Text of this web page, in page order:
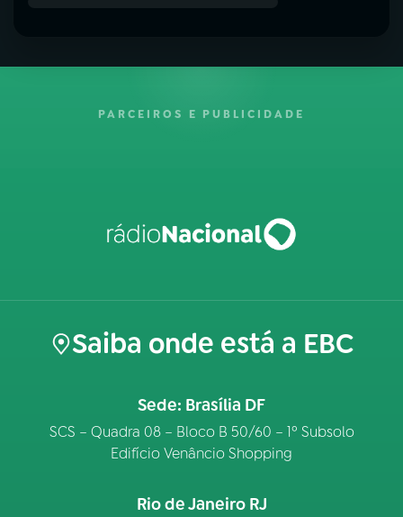
PARCEIROS E PUBLICIDADE
Saiba onde está a EBC
Sede: Brasília DF
SCS – Quadra 08 – Bloco B 50/60 – 1º Subsolo
Edifício Venâncio Shopping
Rio de Janeiro RJ